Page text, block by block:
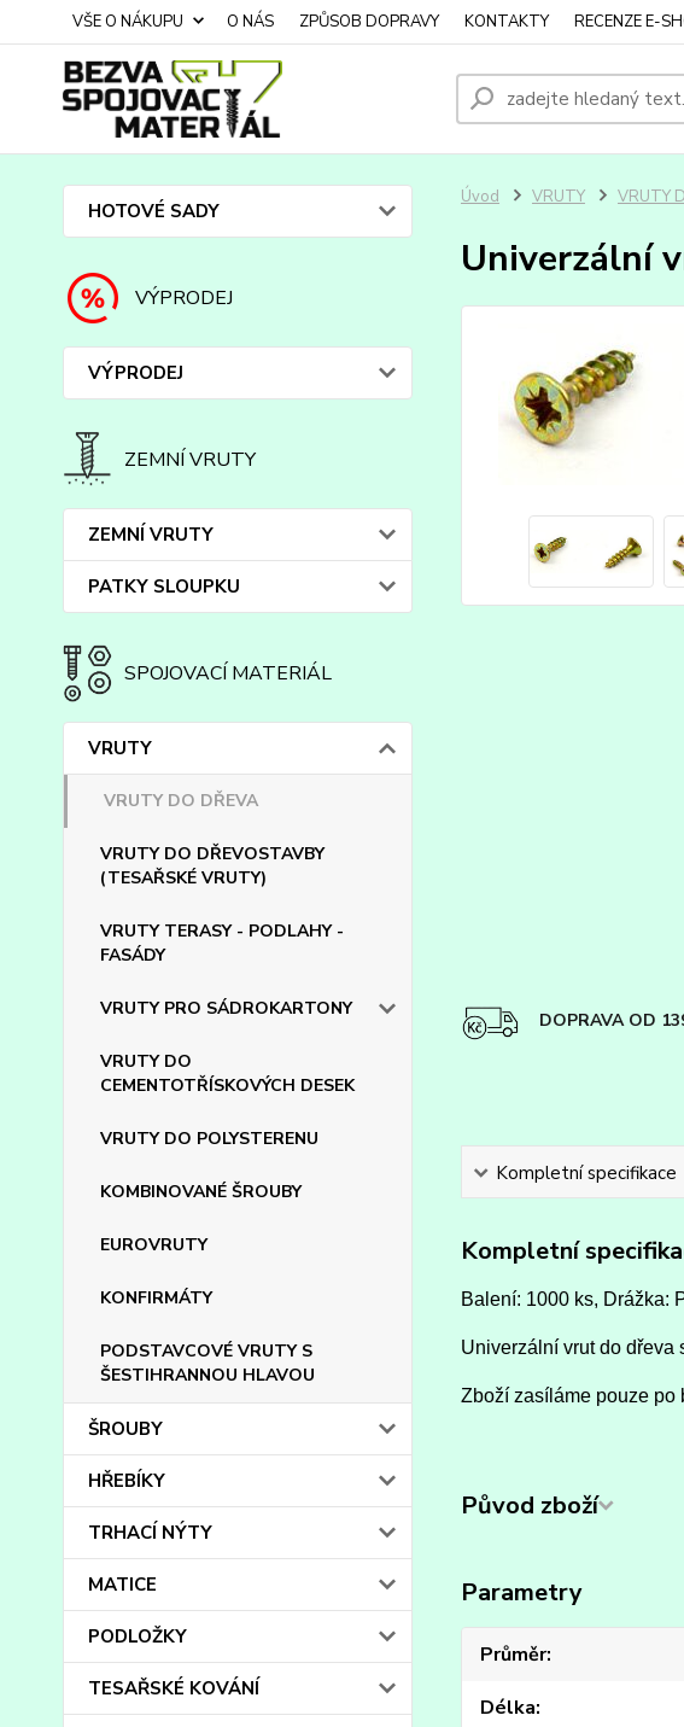
VŠE O NÁKUPU O NÁS ZPŮSOB DOPRAVY KONTAKTY RECENZE E-
HOTOVÉ SADY
VÝPRODEJ
VÝPRODEJ
ZEMNÍ VRUTY
ZEMNÍ VRUTY
PATKY SLOUPKU
SPOJOVACÍ MATERIÁL
VRUTY
VRUTY DO DŘEVA
VRUTY DO DŘEVOSTAVBY
(TESAŘSKÉ VRUTY)
VRUTY TERASY - PODLAHY -
FASÁDY
VRUTY PRO SÁDROKARTONY
VRUTY DO
CEMENTOTŘÍSKOVÝCH DESEK
VRUTY DO POLYSTERENU
KOMBINOVANÉ ŠROUBY
EUROVRUTY
KONFIRMÁTY
PODSTAVCOVÉ VRUTY S
ŠESTIHRANNOU HLAVOU
ŠROUBY
HŘEBÍKY
TRHACÍ NÝTY
MATICE
PODLOŽKY
TESAŘSKÉ KOVÁNÍ
Úvod VRUTY VRUTY
Univerzální
DOPRAVA OD
Kompletní specifikace
Kompletní
Balení: 1000 ks, Drážka:
Univerzální vrut do dřeva
Zboží zasíláme pouze po
Původ zboží
Parametry
Průměr
Délka